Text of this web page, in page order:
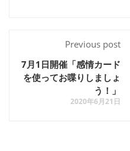
Previous post
7月1日開催「感情カード
を使ってお喋りしましょ
う！」
2020年6月21日